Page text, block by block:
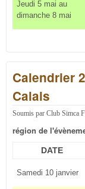
Jeudi 5 mai au
dimanche 8 mai
Calendrier
Calais
Soumis par Club Simca
région de
DATE
Samedi 10 janvier